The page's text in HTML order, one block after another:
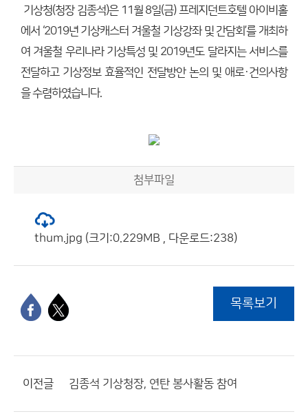
기상청(청장 김종석)은 11월 8일(금) 프레지던트호텔 아이비홀
에서 ‘2019년 기상캐스터 겨울철 기상강좌 및 간담회’를 개최하
여 겨울철 우리나라 기상특성 및 2019년도 달라지는 서비스를
전달하고 기상정보 효율적인 전달방안 논의 및 애로·건의사항
을 수렴하였습니다.
첨부파일
thum.jpg (크기:0.229MB , 다운로드:238)
목록보기
이전글 김종석 기상청장, 연탄 봉사활동 참여